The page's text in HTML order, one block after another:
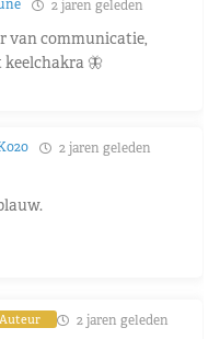
2 jaren geleden
van communicatie,
🦋
2 jaren geleden
Auteur 2 jaren geleden